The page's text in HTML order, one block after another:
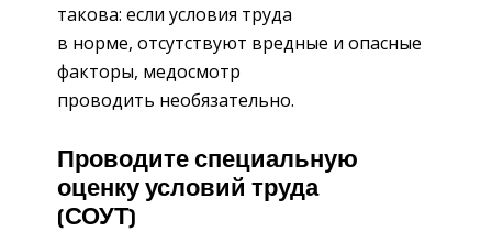
такова: если условия труда
в норме, отсутствуют вредные и опасные
факторы, медосмотр
проводить необязательно.
Проводите специальную
оценку условий труда
(СОУТ)